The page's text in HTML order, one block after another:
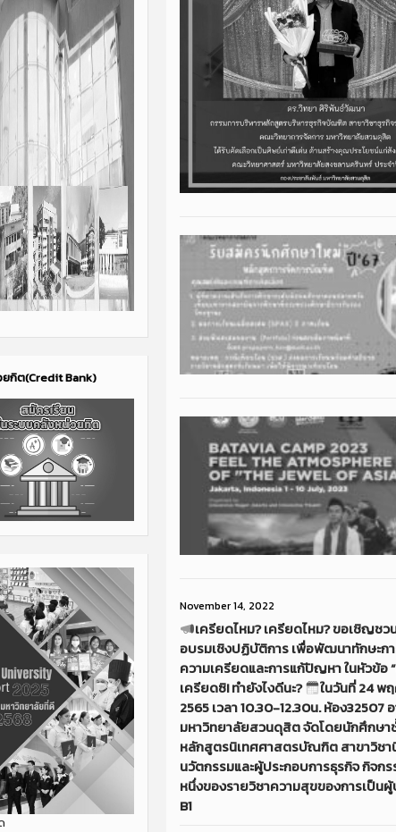
กิต(Credit Bank)
November 14, 2022
เครียดไหม? เครียดไหม? ขอเชิญชว
อบรมเชิงปฏิบัติการ เพื่อพัฒนาทักษะก
ความเครียดและการแก้ปัญหา ในหัวข้อ
เครียดซิ! ทำยังไงดีนะ?
ในวันที่ 24 พ
2565 เวลา 10.30-12.30น. ห้อง32507
มหาวิทยาลัยสวนดุสิต จัดโดยนักศึกษา
หลักสูตรนิเทศศาสตรบัณฑิต สาขาวิชา
นวัตกรรมและผู้ประกอบการธุรกิจ กิจก
หนึ่งของรายวิชาความสุขของการเป็น
B1